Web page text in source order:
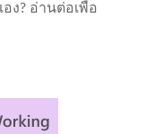
ง? อ่านต่อเพื่อ